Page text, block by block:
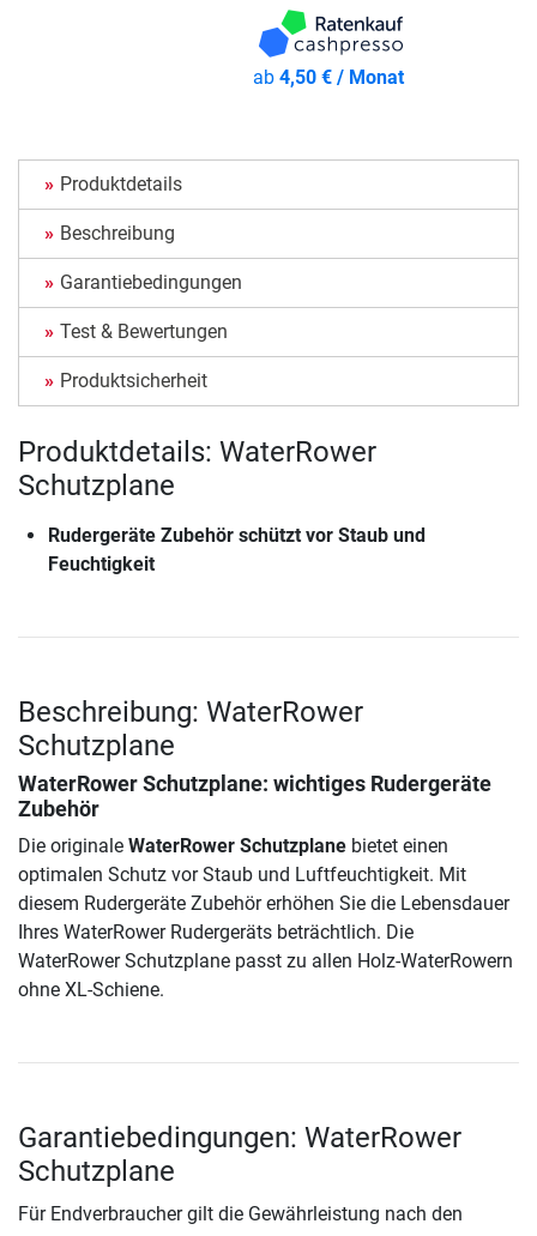
ab4,50 € / Monat
Produktdetails
Beschreibung
Garantiebedingungen
Test & Bewertungen
Produktsicherheit
Produktdetails: WaterRower
Schutzplane
Rudergeräte Zubehör schützt vor Staub und
Feuchtigkeit
Beschreibung: WaterRower
Schutzplane
WaterRower Schutzplane: wichtiges Rudergeräte
Zubehör
Die originale WaterRower Schutzplane bietet einen
optimalen Schutz vor Staub und Luftfeuchtigkeit. Mit
diesem Rudergeräte Zubehör erhöhen Sie die Lebensdauer
Ihres WaterRower Rudergeräts beträchtlich. Die
WaterRower Schutzplane passt zu allen Holz-WaterRowern
ohne XL-Schiene.
Garantiebedingungen: WaterRower
Schutzplane
Für Endverbraucher gilt die Gewährleistung nach den